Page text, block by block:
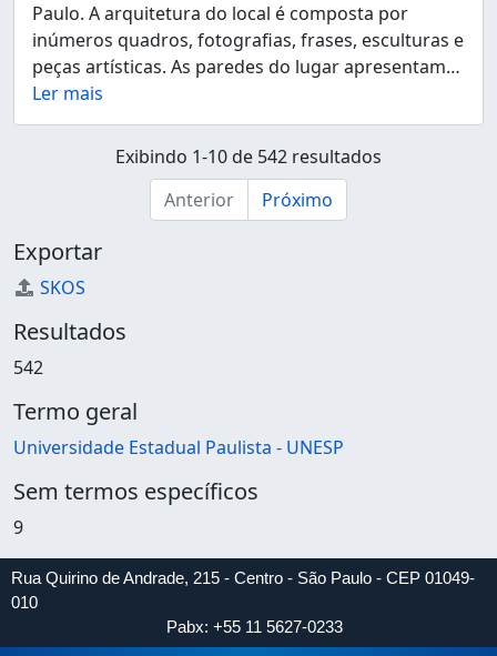
Paulo. A arquitetura do local é composta por
inúmeros quadros, fotografias, frases, esculturas e
peças artísticas. As paredes do lugar apresentam…
Ler mais
Exibindo 1-10 de 542 resultados
Anterior
Próximo
Exportar
SKOS
Resultados
542
Termo geral
Universidade Estadual Paulista - UNESP
Sem termos específicos
9
Rua Quirino de Andrade, 215 - Centro - São Paulo - CEP 01049-
010
Pabx: +55 11 5627-0233